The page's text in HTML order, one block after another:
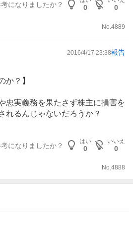
る人ほど、株主総会に出席して
まうのです。
ずに、株主総会に出席してしまっ
立てても、審理すらされず却下さ
のためにやってみたい」と言う方
じて、個別株主通知の手続をして
総会から20日以内に裁判所に申
ほどかかります。審問は月に一
サラリーマンでも有給を使えば可
ドバンテッジ被害者牛角株主のブ
メールアドレスに、氏名を明らか
ば、添付ファイルでお送りしま
上場になる訳だから、非難されな
に出すだろうな。
になりましたか？ 0
0
No. 4889
2016/4/17 23:38報告
か？】
忠実義務を果たさず株主に損害を
れるんじゃないだろうか？
のは大問題だろう。
損失は異常。
になりましたか？
はい
0
いいえ
0
No.4888